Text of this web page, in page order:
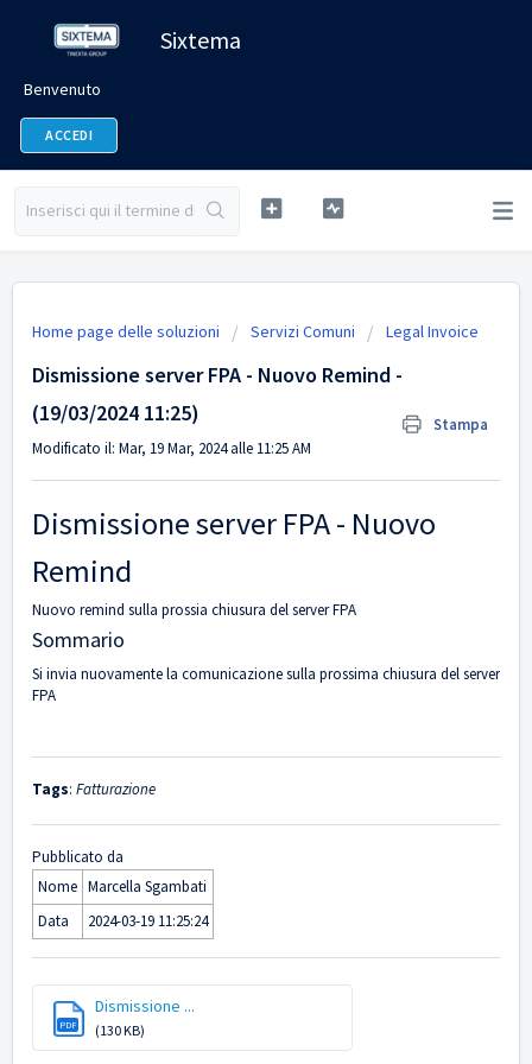
Sixtema
Benvenuto
ACCEDI
Home page delle soluzioni Servizi Comuni Legal Invoice
Dismissione server FPA - Nuovo Remind -
(19/03/2024 11:25)
Stampa
Modificato il: Mar, 19 Mar, 2024 alle 11:25 AM
Dismissione server FPA - Nuovo
Remind
Nuovo remind sulla prossia chiusura del server FPA
Sommario
Si invia nuovamente la comunicazione sulla prossima chiusura del server
FPA
Tags: Fatturazione
Pubblicato da
Nome Marcella Sgambati
Data
2024-03-19 11:25:24
PDF
Dismissione ...
(130 KB)